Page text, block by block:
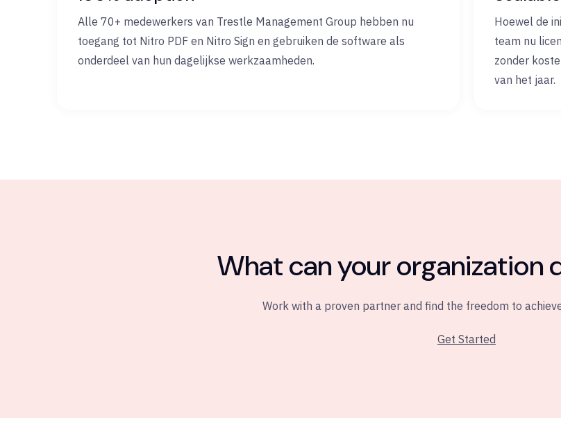
Alle 70+ medewerkers van Trestle Management Group hebben nu
toegang tot Nitro PDF en Nitro Sign en gebruiken de software als
onderdeel van hun dagelijkse werkzaamheden.
Hoewel de
team nu
zonder
van het jaar.
What can your organization
Work with a proven partner and find the freedom to
Get Started